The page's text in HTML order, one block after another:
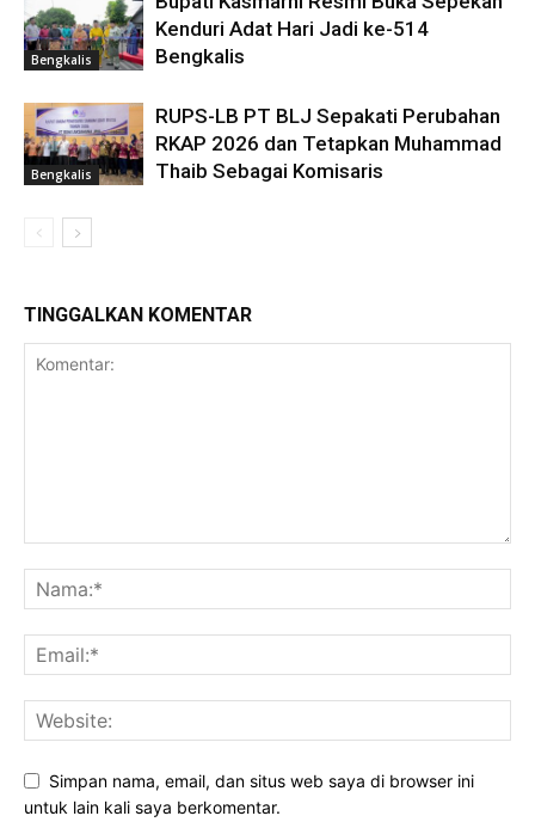
Bengkalis
Kenduri Adat Hari Jadi ke-514
Bengkalis
Bengkalis
RUPS-LB PT BLJ Sepakati Perubahan
RKAP 2026 dan Tetapkan Muhammad
Thaib Sebagai Komisaris
TINGGALKAN KOMENTAR
Simpan nama, email, dan situs web saya di browser ini
untuk lain kali saya berkomentar.